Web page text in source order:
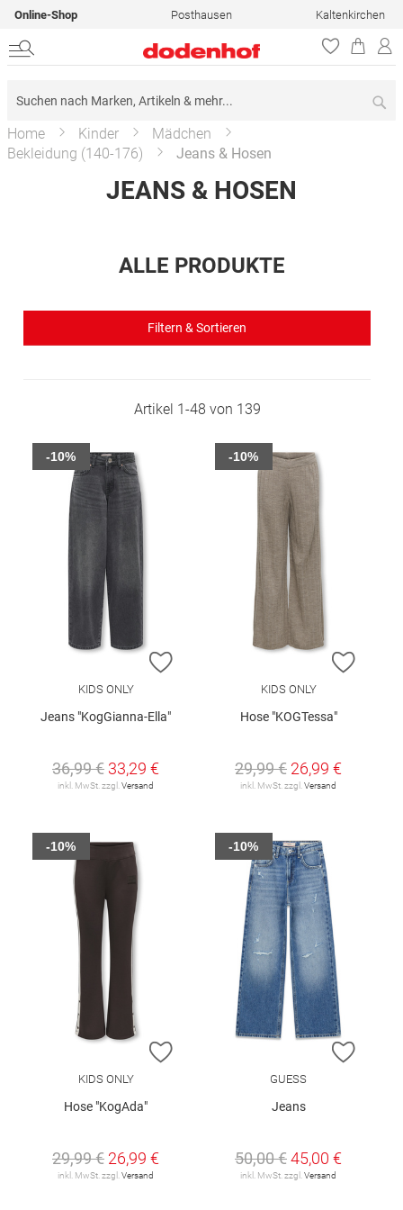
Online-Shop Posthausen Kaltenkirchen
Home Kinder
Mädchen
Bekleidung (140-176)
Jeans & Hosen
JEANS & HOSEN
ALLE PRODUKTE
Filtern & Sortieren
Artikel 1-48 von 139
ZUR WUNSCHLISTE HINZUFÜGEN
KIDS ONLY
Jeans "KogGianna-Ella"
36,99 € 33,29 €
inkl. MwSt. zzgl. Versand
-10%
ZUR
KIDS ONLY
Hose "KOGTessa"
29,99 € 26,99 €
inkl. MwSt. zzgl. Versand
-10%
ZUR WUNSCHLISTE HINZUFÜGEN
KIDS ONLY
Hose "KogAda"
29,99 € 26,99 €
inkl. MwSt. zzgl. Versand
-10%
ZUR
GUESS
Jeans
50,00 €45,00 €
inkl. MwSt. zzgl. Versand
-10%